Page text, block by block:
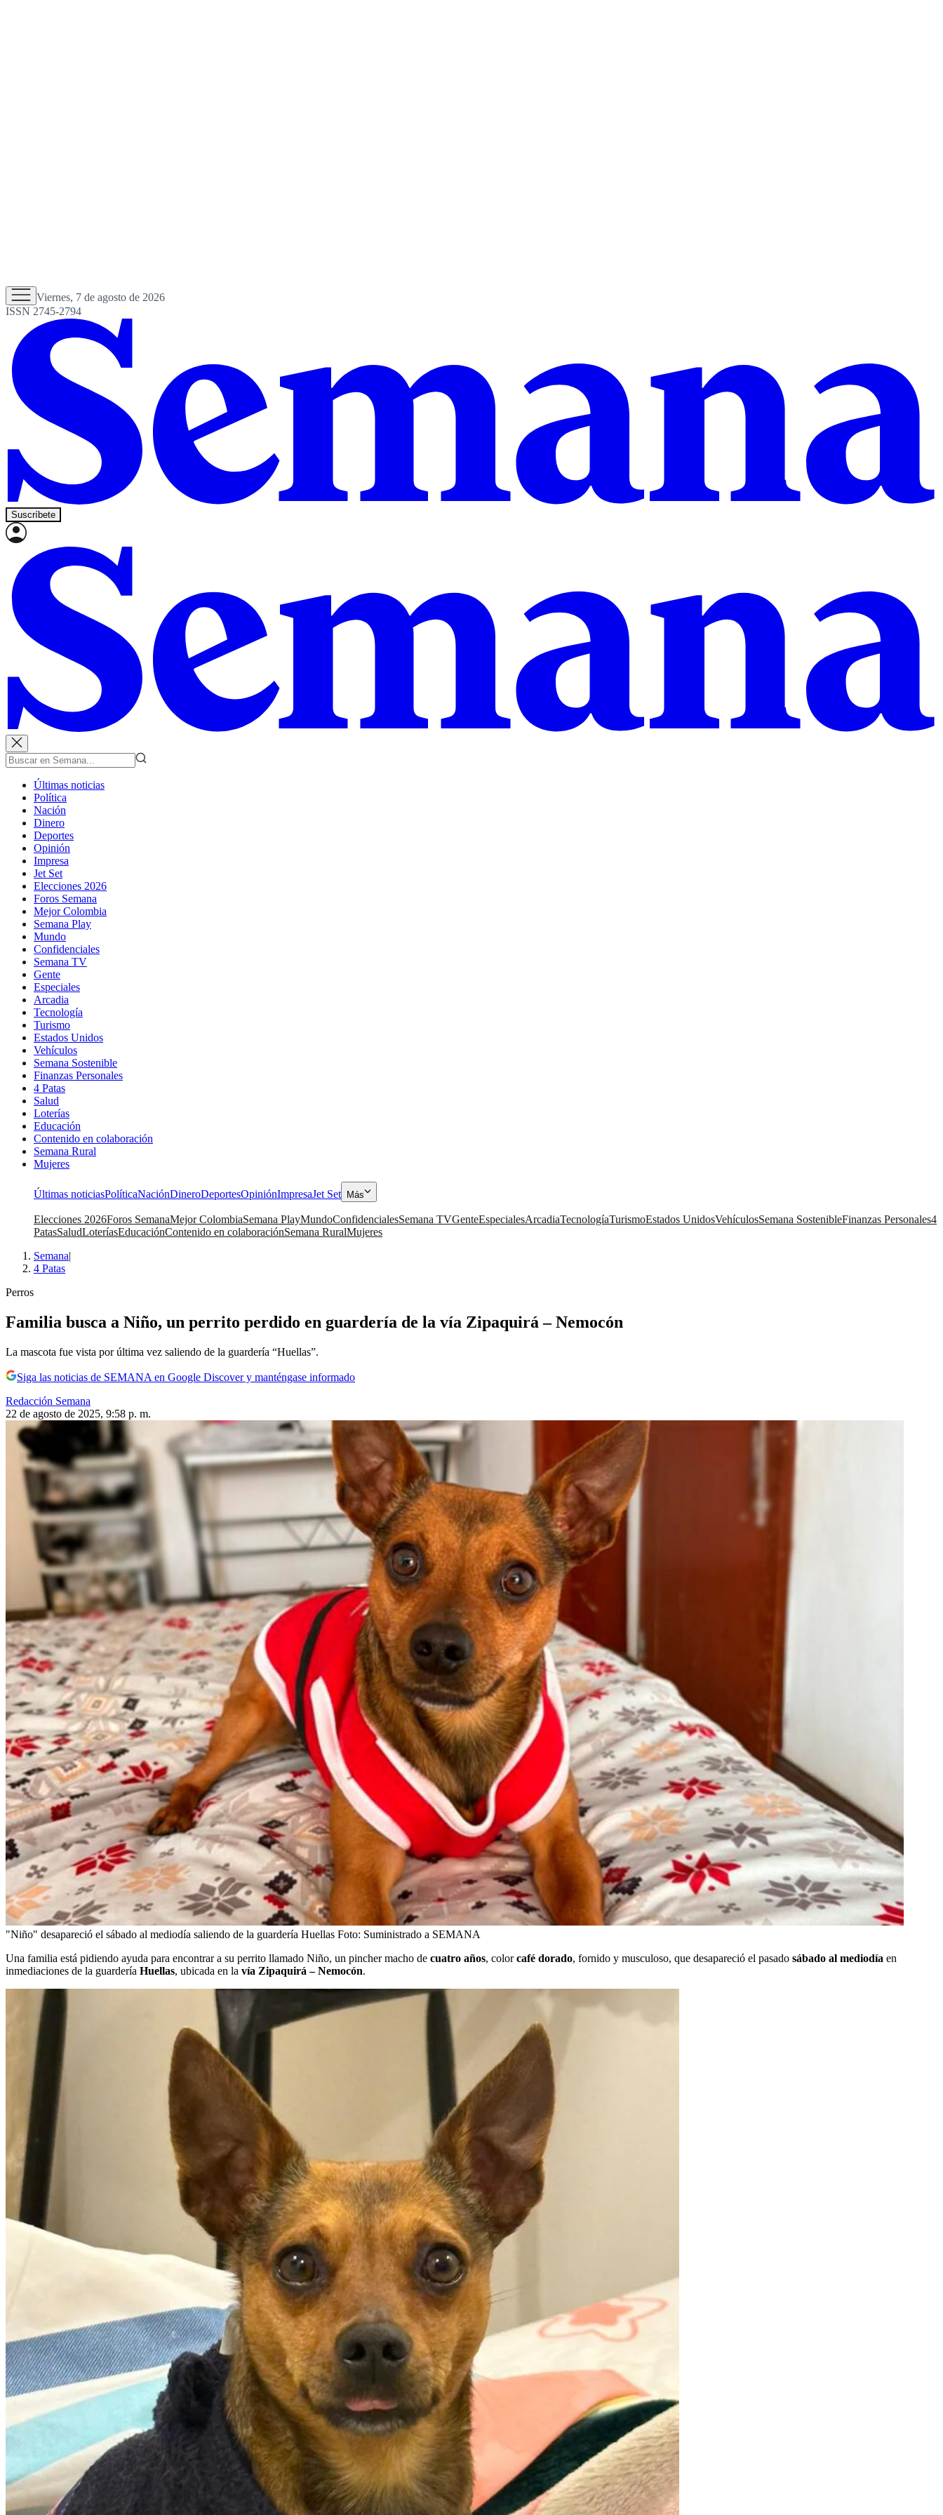
Viernes, 7 de agosto de 2026
ISSN 2745-2794
Suscríbete
Últimas noticias
Política
Nación
Dinero
Deportes
Opinión
Impresa
Jet Set
Elecciones 2026
Foros Semana
Mejor Colombia
Semana Play
Mundo
Confidenciales
Semana TV
Gente
Especiales
Arcadia
Tecnología
Turismo
Estados Unidos
Vehículos
Semana Sostenible
Finanzas Personales
4 Patas
Salud
Loterías
Educación
Contenido en colaboración
Semana Rural
Mujeres
Últimas noticiasPolíticaNaciónDineroDeportesOpiniónImpresaJet Set Más
Elecciones 2026Foros SemanaMejor ColombiaSemana PlayMundoConfidencialesSemana TVGenteEspecialesArcadiaTecnologíaTurismoEstados UnidosVehículosSemana SostenibleFinanzas Personales4
PatasSaludLoteríasEducaciónContenido en colaboraciónSemana RuralMujeres
Semana|
4 Patas
Perros
Familia busca a Niño, un perrito perdido en guardería de la vía Zipaquirá – Nemocón
La mascota fue vista por última vez saliendo de la guardería “Huellas”.
Siga las noticias de SEMANA en Google Discover y manténgase informado
Redacción Semana
22 de agosto de 2025, 9:58 p. m.
"Niño" desapareció el sábado al mediodía saliendo de la guardería Huellas Foto: Suministrado a SEMANA
Una familia está pidiendo ayuda para encontrar a su perrito llamado Niño, un pincher macho de cuatro años, colorcafé dorado, fornido y musculoso, que desapareció el pasado sábado al mediodía en
inmediaciones de la guardería Huellas, ubicada en la vía Zipaquirá – Nemocón.